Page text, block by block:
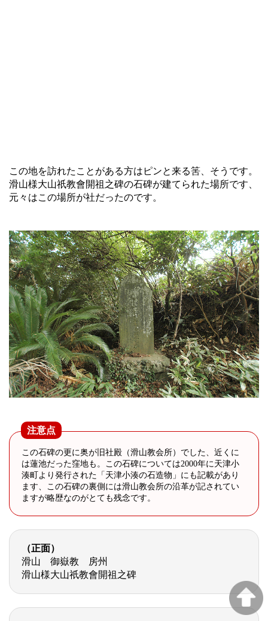
この地を訪れたことがある方はピンと来る筈、そうです。
滑山様大山祇教會開祖之碑の石碑が建てられた場所です、
元々はこの場所が社だったのです。
注意点
この石碑の更に奥が旧社殿（滑山教会所）でした、近くに
は蓮池だった窪地も。この石碑については2000年に天津小
湊町より発行された「天津小湊の石造物」にも記載があり
ます、この石碑の裏側には滑山教会所の沿革が記されてい
ますが略歴なのがとても残念です。
（正面）
滑山 御嶽教 房州
滑山様大山祇教會開祖之碑